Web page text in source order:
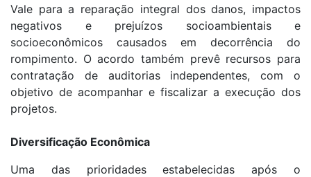
Vale para a reparação integral dos danos, impactos
negativos e prejuízos socioambientais e
socioeconômicos causados em decorrência do
rompimento. O acordo também prevê recursos para
contratação de auditorias independentes, com o
objetivo de acompanhar e fiscalizar a execução dos
projetos.
Diversificação Econômica
Uma das prioridades estabelecidas após o